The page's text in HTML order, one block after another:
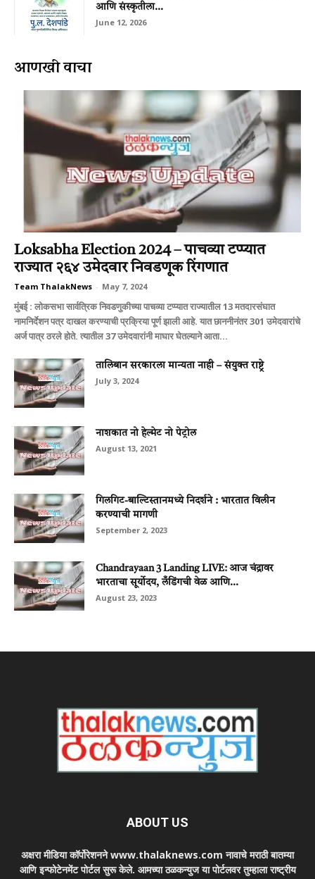
आणि संस्कृतीला...
June 12, 2026
आणखी वाचा
Loksabha Election 2024 – पाचव्या टप्प्यात
राज्यात २६४ उमेदवार निवडणूक रिंगणात
Team ThalakNews - May 7, 2024
मुंबई : लोकसभा सार्वत्रिक निवडणुकीच्या पाचव्या टप्प्यात राज्यातील 13 मतदारसंघात
नामनिर्देशन पत्र दाखल करण्याची प्रक्रिया पूर्ण झाली आहे. यात छाननीनंतर 301 उमेदवारांचे
अर्ज पात्र ठरले होते. त्यातील 37 उमेदवारांनी माघार घेतल्याने आता...
तालिबान सरकारला मान्यता नाही – संयुक्त राष्ट्रे
July 3, 2024
नाशकात नो हेल्मेट नो पेट्रोल
August 13, 2021
गिलगिट-बाल्टिस्तानमध्ये निदर्शने : भारतात विलीन
करण्याची मागणी
September 2, 2023
Chandrayaan 3 Landing LIVE: आज चंद्रावर
भारताचा सूर्योदय, लँडिंगची वेळ आणि...
August 23, 2023
ABOUT US
अक्षरा मीडिया कॉर्पोरेशनने www.thalaknews.com नावाचे मराठी बातम्या
आणि इन्फोटेनमेंट पोर्टल सुरू केले. आमच्या ठळकन्युज या पोर्टलवर तुम्हाला राष्ट्रीय